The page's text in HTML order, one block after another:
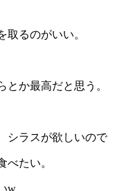
るのがいい。
とか最高だと思う。
シラスが欲しいので
べたい。